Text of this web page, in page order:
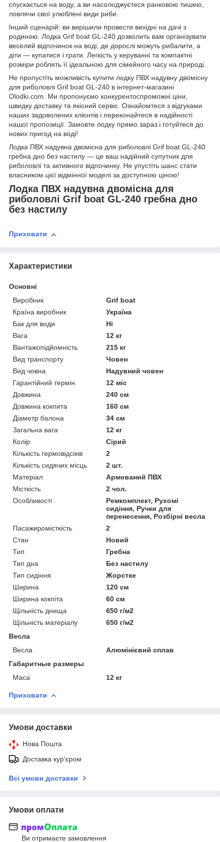
спускається на воду, а ви насолоджуєтеся ранковою тишею,
ловлячи свої улюблені види риби.
Інший сценарій: ви вирішили провести вихідні на дачі з
родиною. Лодка Grif boat GL-240 дозволить вам організувати
веселий відпочинок на воді, де дорослі можуть рибалити, а
діти — купатися і грати. Легкість у керуванні та компактні
розміри роблять її ідеальною для сімейного часу на природі.
Не пропустіть можливість купити лодку ПВХ надувну двомісну
для риболовлі Grif boat GL-240 в інтернет-магазині
Olodki.com. Ми пропонуємо конкурентоспроможні ціни,
швидку доставку та якісний сервіс. Ознайомтеся з відгуками
наших задоволених клієнтів і переконайтеся в надійності
нашої пропозиції. Замовте лодку прямо зараз і готуйтеся до
нових пригод на воді!
Лодка ПВХ надувна двомісна для риболовлі Grif boat GL-240
гребна дно без настилу — це ваш надійний супутник для
риболовлі та активного відпочинку. Не упустіть шанс стати
власником цієї відмінної моделі за доступною ціною!
Лодка ПВХ надувна двомісна для
риболовлі Grif boat GL-240 гребна дно
без настилу
Приховати
Характеристики
Основні
Виробник
Grif boat
Країна виробник
Україна
Бак для води
Ні
Вага
12 кг
Вантажопідйомність
215 кг
Вид транспорту
Човен
Вид човна
Надувний човен
Гарантійний термін
12 міс
Довжина
240 см
Довжина кокпита
160 см
Діаметр балона
34 см
Загальна вага
12 кг
Колір
Сірий
Кількість гермовідсіків
2
Кількість сидячих місць
2 шт.
Матеріал
Армований ПВХ
Місткість
2 чол.
Особливості
Ремкомплект, Рухомі
сидіння, Ручки для
перенесення, Розбірні весла
Пасажиромісткість
2
Стан
Новий
Тип
Гребна
Тип дна
Без настилу
Тип сидіння
Жорстке
Ширина
120 см
Ширина кокпіта
60 см
Щільність днища
650 г/м2
Щільність матеріалу
650 г/м2
Весла
Весла
Алюмінієвий сплав
Габаритные размеры
Маса
12 кг
Приховати
Умови доставки
Нова Пошта
Доставка кур'єром
Всі умови доставки
Умови оплати
Ви отримаєте замовлення